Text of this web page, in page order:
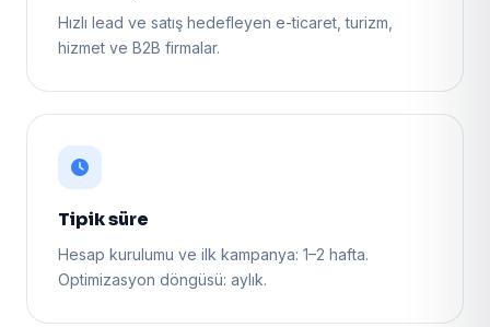
Hızlı lead ve satış hedefleyen e-ticaret, turizm,
hizmet ve B2B firmalar.
Tipik süre
Hesap kurulumu ve ilk kampanya: 1–2 hafta.
Optimizasyon döngüsü: aylık.